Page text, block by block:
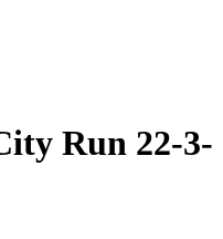
Run 22-3-